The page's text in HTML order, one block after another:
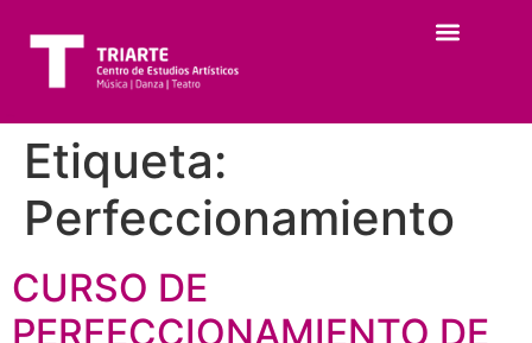
Etiqueta:
Perfeccionamiento
CURSO DE
PERFECCIONAMIENTO DE